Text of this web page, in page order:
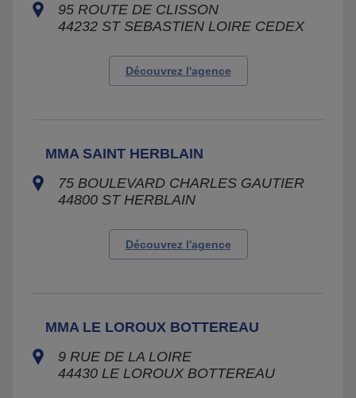
95 ROUTE DE CLISSON
44232 ST SEBASTIEN LOIRE CEDEX
Découvrez l'agence
MMA SAINT HERBLAIN
75 BOULEVARD CHARLES GAUTIER
44800 ST HERBLAIN
Découvrez l'agence
MMA LE LOROUX BOTTEREAU
9 RUE DE LA LOIRE
44430 LE LOROUX BOTTEREAU